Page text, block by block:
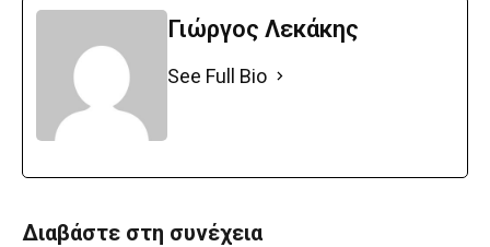
Γιώργος Λεκάκης
See Full Bio
Διαβάστε στη συνέχεια